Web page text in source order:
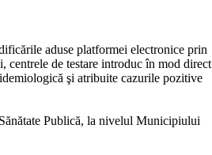
aduse platformei electronice prin
centrele de testare introduc în mod direct
şi atribuite cazurile pozitive
Publică, la nivelul Municipiului